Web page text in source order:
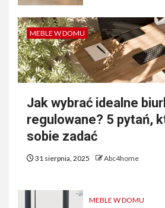
MEBLE W DOMU
Jak wybrać idealne
regulowane? 5 pytań,
sobie zadać
31 sierpnia, 2025 Abc4home
MEBLE W DOMU